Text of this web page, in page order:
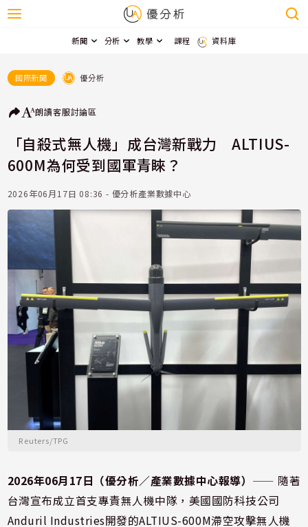
新聞 分析 教學 課程 資料庫
國際新聞 優分析
朗讀客服討論區
「自殺式無人機」成台灣新戰力 ALTIUS-
600M為何受到國軍青睞？
2026年06月17日 08:36 - 優分析產業數據中心
Reuters/TPG
2026年06月17日（優分析／產業數據中心報導） ⸺ 隨著
台灣宣布成立首支專責無人機中隊，美國國防科技公司
Anduril Industries開發的ALTIUS-600M滯空攻擊無人機